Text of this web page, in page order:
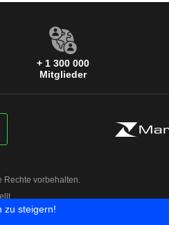
+ 1 300 000
Mitglieder
Rechte vorbehalten.
zu steigern!